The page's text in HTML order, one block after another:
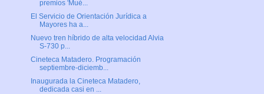
premios 'Mué...
El Servicio de Orientación Jurídica a
Mayores ha a...
Nuevo tren híbrido de alta velocidad Alvia
S-730 p...
Cineteca Matadero. Programación
septiembre-diciemb...
Inaugurada la Cineteca Matadero,
dedicada casi en ...